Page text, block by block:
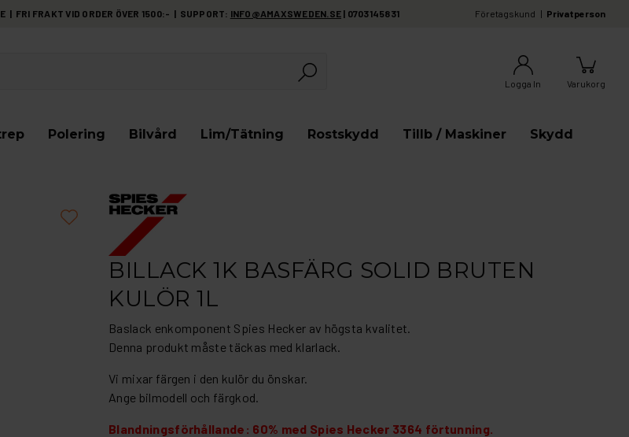
Företagskund Privatperson
| FRI FRAKT VID ORDER ÖVER 1500:- | SUPPORT: INFO@AMAXSWEDEN.SE | 0703145831
Varukorg
Logga In
Polering Bilvård Lim/Tätning Rostskydd Tillb / Maskiner Skydd
BILLACK 1K BASFÄRG SOLID BRUTEN
KULÖR 1L
Baslack enkomponent Spies Hecker av högsta kvalitet.
Denna produkt måste täckas med klarlack.
Vi mixar färgen i den kulör du önskar.
Ange bilmodell och färgkod.
Blandningsförhållande: 60% med Spies Hecker 3364 förtunning.